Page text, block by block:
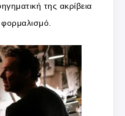
της ακρίβεια